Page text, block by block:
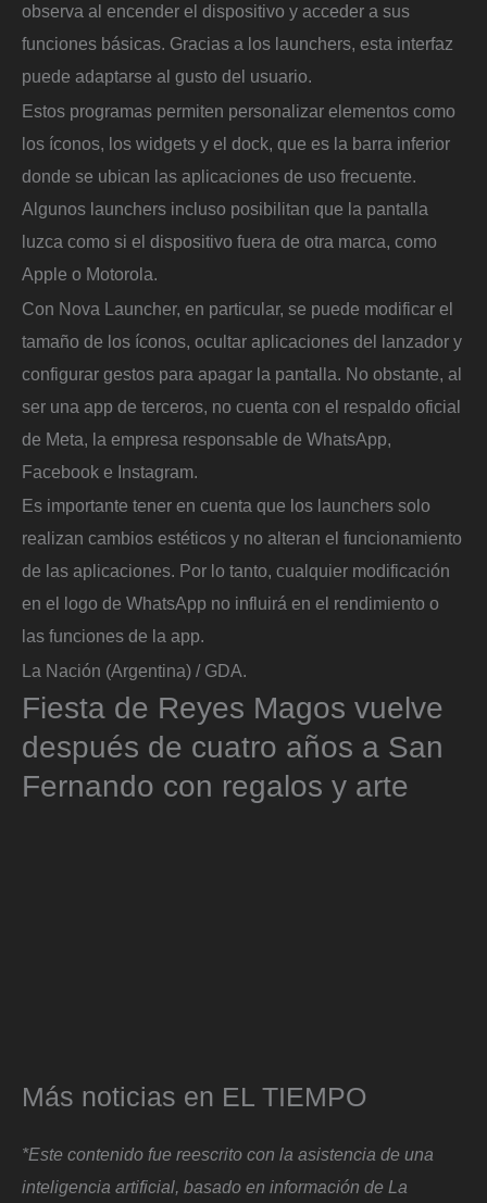
observa al encender el dispositivo y acceder a sus
funciones básicas. Gracias a los launchers, esta interfaz
puede adaptarse al gusto del usuario.
Estos programas permiten personalizar elementos como
los íconos, los widgets y el dock, que es la barra inferior
donde se ubican las aplicaciones de uso frecuente.
Algunos launchers incluso posibilitan que la pantalla
luzca como si el dispositivo fuera de otra marca, como
Apple o Motorola.
Con Nova Launcher, en particular, se puede modificar el
tamaño de los íconos, ocultar aplicaciones del lanzador y
configurar gestos para apagar la pantalla. No obstante, al
ser una app de terceros, no cuenta con el respaldo oficial
de Meta, la empresa responsable de WhatsApp,
Facebook e Instagram.
Es importante tener en cuenta que los launchers solo
realizan cambios estéticos y no alteran el funcionamiento
de las aplicaciones. Por lo tanto, cualquier modificación
en el logo de WhatsApp no influirá en el rendimiento o
las funciones de la app.
La Nación (Argentina) / GDA.
Fiesta de Reyes Magos vuelve
después de cuatro años a San
Fernando con regalos y arte
Más noticias en EL TIEMPO
*Este contenido fue reescrito con la asistencia de una
inteligencia artificial, basado en información de La